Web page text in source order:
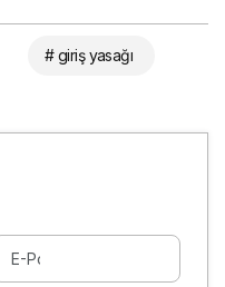
# giriş yasağı